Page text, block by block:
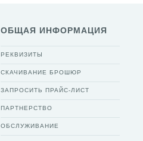
ОБЩАЯ ИНФОРМАЦИЯ
РЕКВИЗИТЫ
СКАЧИВАНИЕ БРОШЮР
ЗАПРОСИТЬ ПРАЙС-ЛИСТ
ПАРТНЕРСТВО
ОБСЛУЖИВАНИЕ